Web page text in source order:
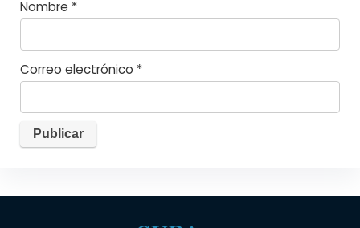
Nombre *
Correo electrónico *